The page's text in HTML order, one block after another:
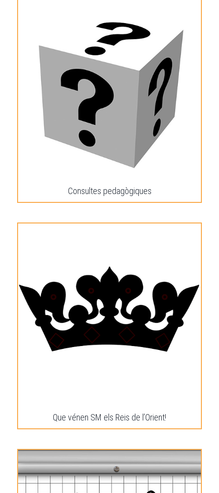
Consultes pedagògiques
Que vénen SM els Reis de l’Orient!